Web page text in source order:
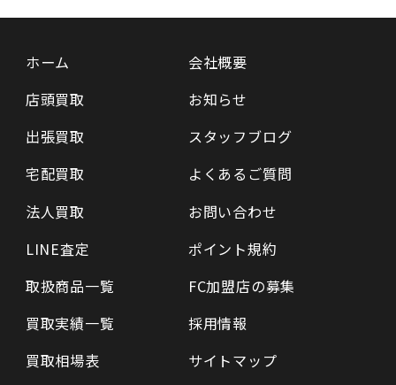
ホーム
店頭買取
出張買取
宅配買取
法人買取
LINE査定
取扱商品一覧
買取実績一覧
買取相場表
会社概要
お知らせ
スタッフブログ
よくあるご質問
お問い合わせ
ポイント規約
FC加盟店の募集
採用情報
サイトマップ